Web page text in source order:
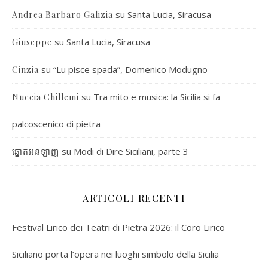
Andrea Barbaro Galizia su Santa Lucia, Siracusa
Giuseppe su Santa Lucia, Siracusa
Cinzia su “Lu pisce spada”, Domenico Modugno
Nuccia Chillemi su Tra mito e musica: la Sicilia si fa
palcoscenico di pietra
ឆ្នោតអនឡាញ su Modi di Dire Siciliani, parte 3
ARTICOLI RECENTI
Festival Lirico dei Teatri di Pietra 2026: il Coro Lirico
Siciliano porta l’opera nei luoghi simbolo della Sicilia